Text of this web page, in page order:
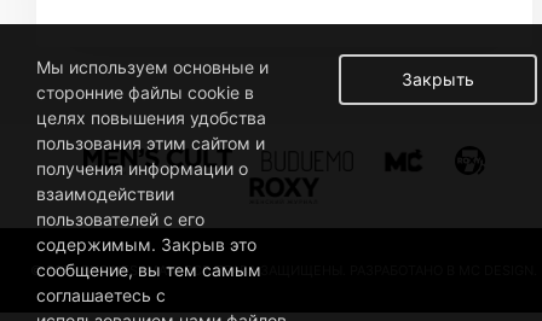
© 2019 BUSINESSMAN. ВСЕ ПРАВА ЗАЩИЩЕНЫ. РАЗРАБОТАНО В MC DESIGN.
Закрыть
Мы используем основные и
сторонние файлы cookie в
целях повышения удобства
пользования этим сайтом и
получения информации о
взаимодействии
пользователей с его
содержимым. Закрыв это
сообщение, вы тем самым
соглашаетесь с